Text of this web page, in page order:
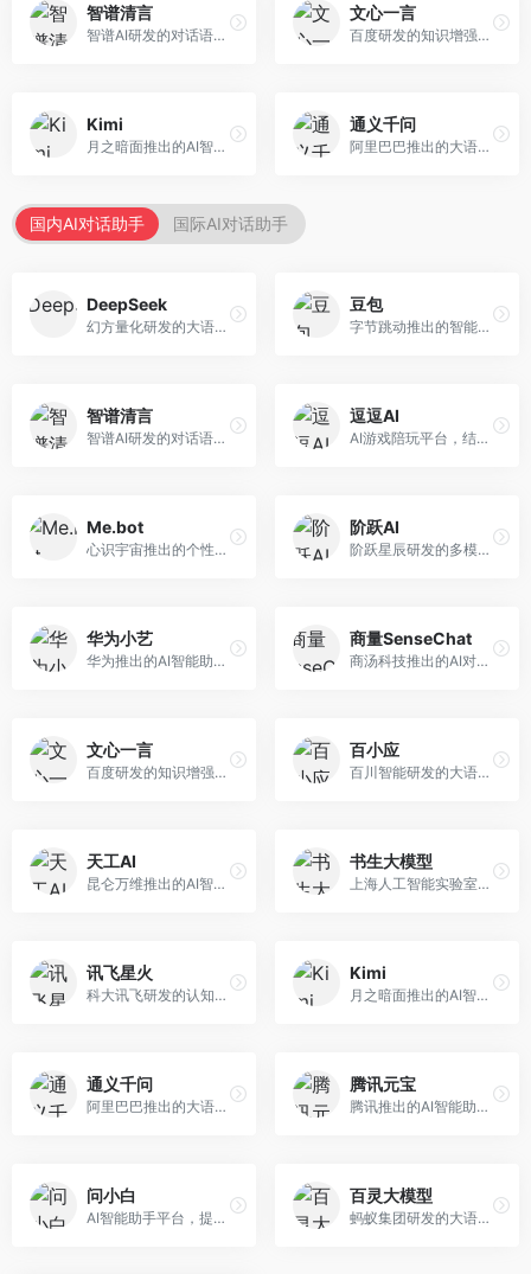
智谱清言
智谱AI研发的对话语言模型，支持中英双语交互。面向中文用户和开发者，提供知识问答、代码编写、文档解读等服务，开源生态完善，学术研究背景深厚。
文心一言
百度研发的知识增强大语言模型，深度融合百度知识图谱和搜索能力。面向中文用户，提供知识问答、文本创作、逻辑推理等服务，中文语境理解准确，知识覆盖面广。
Kimi
月之暗面推出的AI智能助手，核心优势在于超长文本处理能力，支持20万字以上文档分析。面向学术研究者、职场人士和内容创作者，提供文档解读、PPT生成、联网搜索等综合服务。
通义千问
阿里巴巴推出的大语言模型平台，提供对话问答、文档处理、图像理解、代码编写等全方位AI服务。面向企业用户和个人开发者，集成阿里云生态，支持多模态交互，企业级安全保障。
国内AI对话助手 国际AI对话助手
DeepSeek
幻方量化研发的大语言模型平台，专注于深度推理和代码生成能力。面向开发者、研究人员和技术爱好者，提供强大的逻辑推理和数学计算功能，开源生态完善，API接口友好。
豆包
字节跳动推出的智能对话助手平台，提供文本创作、知识问答、英语学习等多种AI服务。面向普通用户和内容创作者，支持多轮对话和文件解析，免费使用，响应速度快，中文理解能力强。
智谱清言
智谱AI研发的对话语言模型，支持中英双语交互。面向中文用户和开发者，提供知识问答、代码编写、文档解读等服务，开源生态完善，学术研究背景深厚。
逗逗AI
AI游戏陪玩平台，结合游戏理解和自然语言交互技术。面向游戏玩家，提供游戏攻略、陪玩互动、社交聊天等服务，游戏知识丰富，互动体验有趣。
Me.bot
心识宇宙推出的个性化AI伴侣，专注于情感交互和个人助理服务。面向个人用户，支持日程管理、情感陪伴、知识问答等功能，交互体验人性化。
阶跃AI
阶跃星辰研发的多模态大模型平台，支持文本、图像、视频的综合理解与生成。面向创作者和企业客户，提供内容创作、智能分析等服务，多模态能力突出。
华为小艺
华为推出的AI智能助手网页端，深度整合鸿蒙生态和华为云服务。面向华为设备用户，支持语音交互、智能问答、设备控制等功能，与华为硬件生态无缝衔接。
商量SenseChat
商汤科技推出的AI对话平台，结合计算机视觉和自然语言处理技术。面向企业用户和开发者，支持多模态交互，视觉理解能力强，适合智能客服和内容创作场景。
文心一言
百度研发的知识增强大语言模型，深度融合百度知识图谱和搜索能力。面向中文用户，提供知识问答、文本创作、逻辑推理等服务，中文语境理解准确，知识覆盖面广。
百小应
百川智能研发的大语言模型助手，专注于中文理解和生成。面向中文用户，提供知识问答、文本创作、代码辅助等服务，模型参数规模大，中文表达流畅自然。
天工AI
昆仑万维推出的AI智能助手，集成搜索、对话、创作等多种能力。面向普通用户和内容创作者，支持联网搜索、文本生成、图像理解等功能，响应速度快，免费使用。
书生大模型
上海人工智能实验室研发的开源大模型系列，支持多尺度和多模态。面向研究机构和开发者，开源生态完善，学术研究背景深厚，适合科研和定制开发。
讯飞星火
科大讯飞研发的认知智能大模型，深度融合语音识别和自然语言处理技术。面向企业用户和教育领域，提供语音交互、文档处理、代码生成等服务，中文语音识别准确率高。
Kimi
月之暗面推出的AI智能助手，核心优势在于超长文本处理能力，支持20万字以上文档分析。面向学术研究者、职场人士和内容创作者，提供文档解读、PPT生成、联网搜索等综合服务。
通义千问
阿里巴巴推出的大语言模型平台，提供对话问答、文档处理、图像理解、代码编写等全方位AI服务。面向企业用户和个人开发者，集成阿里云生态，支持多模态交互，企业级安全保障。
腾讯元宝
腾讯推出的AI智能助手，整合微信生态和腾讯云服务。面向普通用户和企业客户，支持文档解析、图像理解、联网搜索等功能，与腾讯产品无缝衔接，办公协作便捷。
问小白
AI智能助手平台，提供知识问答、文本创作、文档处理等服务。面向普通用户和职场人士，操作简便，响应速度快，支持多场景应用。
百灵大模型
蚂蚁集团研发的大语言模型平台，专注于金融科技和企业服务。面向金融机构和企业客户，提供智能客服、风险分析、文档处理等服务，金融场景理解深入。